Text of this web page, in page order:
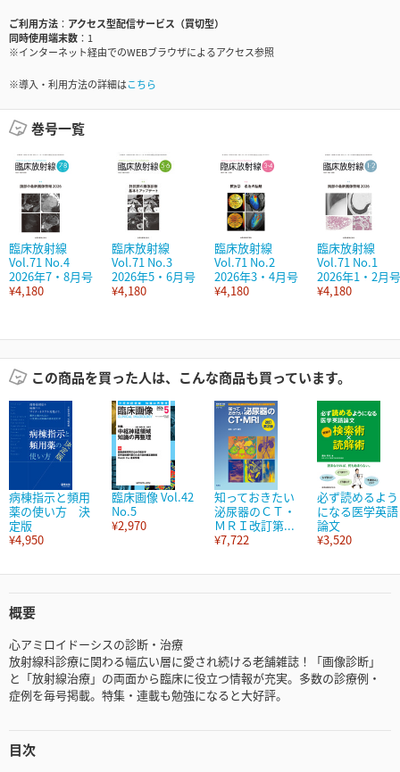
ご利用方法
アクセス型配信サービス（買切型）
同時使用端末数
1
※インターネット経由でのWEBブラウザによるアクセス参照
※導入・利用方法の詳細はこちら
巻号一覧
臨床放射線
Vol.71 No.4
2026年7・8月号
¥4,180
臨床放射線
Vol.71 No.3
2026年5・6月号
¥4,180
臨床放射線
Vol.71 No.2
2026年3・4月号
¥4,180
臨床放射線
Vol.71 No.1
2026年1・2月号
¥4,180
この商品を買った人は、こんな商品も買っています。
病棟指示と頻用
薬の使い方 決
定版
¥4,950
臨床画像 Vol.42
No.5
¥2,970
知っておきたい
泌尿器のＣＴ・
ＭＲＩ改訂第...
¥7,722
必ず読めるよう
になる医学英語
論文
¥3,520
概要
心アミロイドーシスの診断・治療
放射線科診療に関わる幅広い層に愛され続ける老舗雑誌！「画像診断」
と「放射線治療」の両面から臨床に役立つ情報が充実。多数の診療例・
症例を毎号掲載。特集・連載も勉強になると大好評。
目次